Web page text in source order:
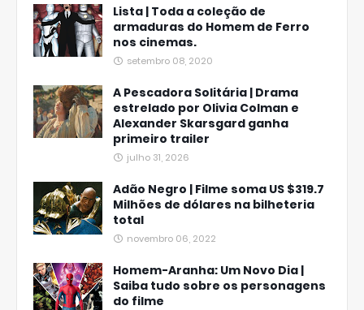
Lista | Toda a coleção de
armaduras do Homem de Ferro
nos cinemas.
setembro 08, 2020
A Pescadora Solitária | Drama
estrelado por Olivia Colman e
Alexander Skarsgard ganha
primeiro trailer
julho 31, 2026
Adão Negro | Filme soma US $319.7
Milhões de dólares na bilheteria
total
novembro 06, 2022
Homem-Aranha: Um Novo Dia |
Saiba tudo sobre os personagens
do filme